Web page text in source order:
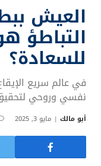
العيش
التباطؤ
للسعادة؟
في عالم سريع
نفسي وروحي
أبو مالك مايو 3, 2025